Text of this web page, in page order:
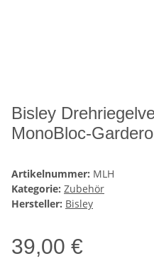
Bisley
MonoBloc-
Artikelnummer: MLH
Kategorie: Zubehör
Hersteller: Bisley
39,00 €